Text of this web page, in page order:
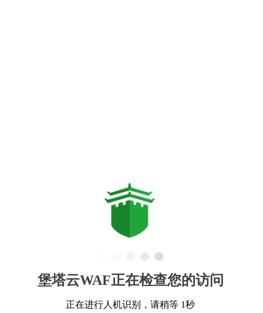
堡塔云WAF正在检查您的访问
正在进行人机识别，请稍等 1秒